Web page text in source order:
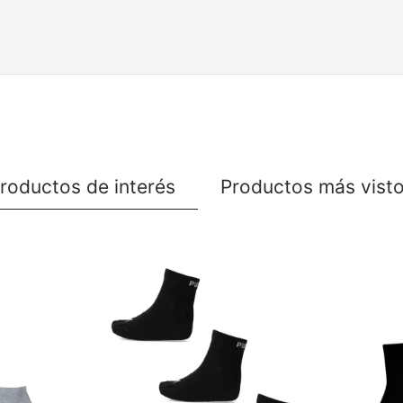
de interés Productos más